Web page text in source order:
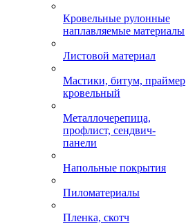
Кровельные рулонные
наплавляемые материалы
Листовой материал
Мастики, битум, праймер
кровельный
Металлочерепица,
профлист, сендвич-
панели
Напольные покрытия
Пиломатериалы
Пленка, скотч